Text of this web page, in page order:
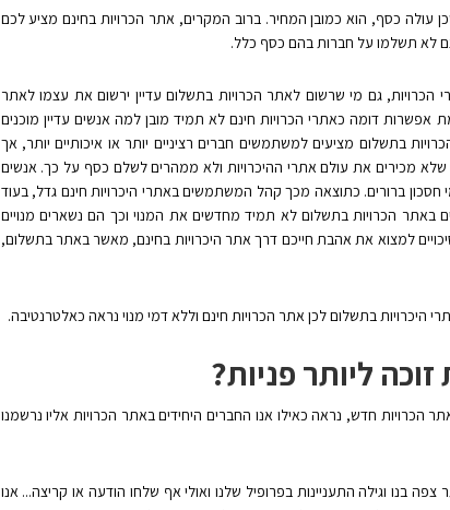
עולה כסף, הוא כמובן המחיר. ברוב המקרים, אתר הכרויות בחינם מציע לכם
לא תשלמו על חברות בהם כסף כלל.
גם מי שרשום לאתר הכרויות בתשלום עדיין ירשום את עצמו לאתר
דומה כאתרי הכרויות חינם לא תמיד מובן למה אנשים עדיין מוכנים
בתשלום מציעים למשתמשים חברים רציניים יותר או איכותיים יותר, אך
שלא מכירים את עולם אתרי ההיכרויות ולא ממהרים לשלם כסף על כך. אנשים
ברורים. כתוצאה מכך קהל המשתמשים באתרי היכרויות חינם גדל, בעוד
הכרויות בתשלום לא תמיד מחדשים את המנוי וכך הם נשארים מנויים
למצוא את אהבת חייכם דרך אתר היכרויות בחינם, מאשר באתר בתשלום,
היכרויות בתשלום לכן אתר הכרויות חינם וללא דמי מנוי נראה כאלטרנטיבה.
ליותר פניות?
הכרויות חדש, נראה כאילו אנו החברים היחידים באתר הכרויות אליו נרשמנו
בנו וגילה התעניינות בפרופיל שלנו ואולי אף שלחו הודעה או קריצה... אנו